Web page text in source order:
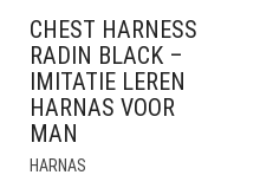
CHEST HARNESS
RADIN BLACK –
IMITATIE LEREN
HARNAS VOOR
MAN
HARNAS